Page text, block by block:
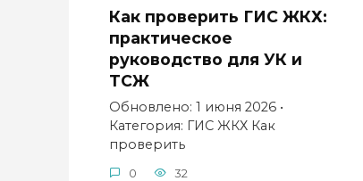
Как проверить ГИС ЖКХ:
практическое
руководство для УК и
ТСЖ
Обновлено: 1 июня 2026 •
Категория: ГИС ЖКХ Как
проверить
0 32